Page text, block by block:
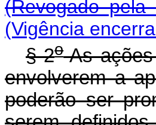
(Revogado
(Vigência
§ 2oAs ações
envolverem a
poderão ser